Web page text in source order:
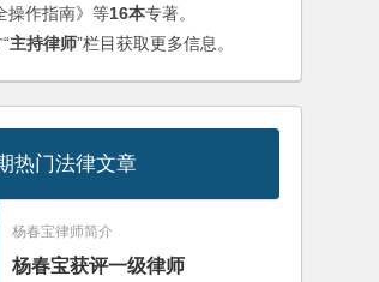
操作指南》等16本专著。
主持律师”栏目获取更多信息。
热门法律文章
杨春宝律师简介
杨春宝获评一级律师